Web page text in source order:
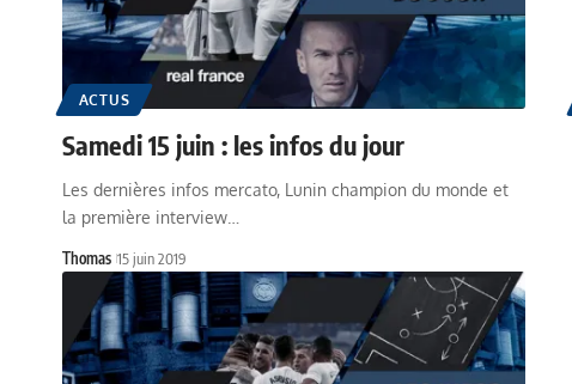
ACTUS
Samedi 15 juin : les infos du jour
Les dernières infos mercato, Lunin champion du monde et
la première interview…
Thomas 15 juin 2019